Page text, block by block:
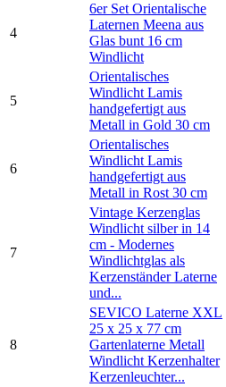
4
6er Set Orientalische
Laternen Meena aus
Glas bunt 16 cm
Windlicht
5
Orientalisches
Windlicht Lamis
handgefertigt aus
Metall in Gold 30 cm
6
Orientalisches
Windlicht Lamis
handgefertigt aus
Metall in Rost 30 cm
7
Vintage Kerzenglas
Windlicht silber in 14
cm - Modernes
Windlichtglas als
Kerzenständer Laterne
und...
8
SEVICO Laterne XXL
25 x 25 x 77 cm
Gartenlaterne Metall
Windlicht Kerzenhalter
Kerzenleuchter...